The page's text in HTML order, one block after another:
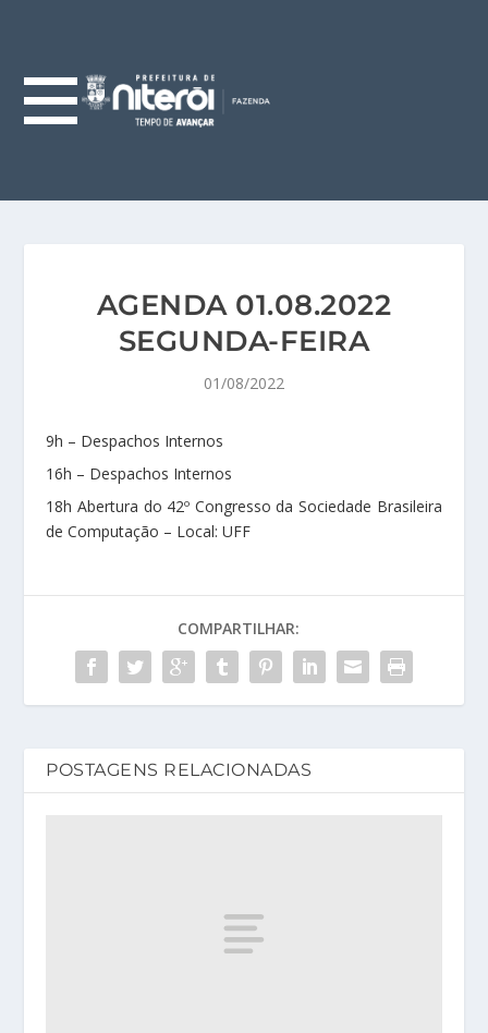
AGENDA 01.08.2022
SEGUNDA-FEIRA
01/08/2022
9h – Despachos Internos
16h – Despachos Internos
18h Abertura do 42º Congresso da Sociedade Brasileira
de Computação – Local: UFF
COMPARTILHAR:
POSTAGENS RELACIONADAS